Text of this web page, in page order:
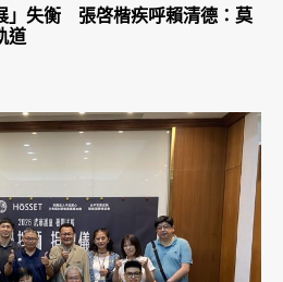
」失衡 張啓楷疾呼賴清德：莫
道